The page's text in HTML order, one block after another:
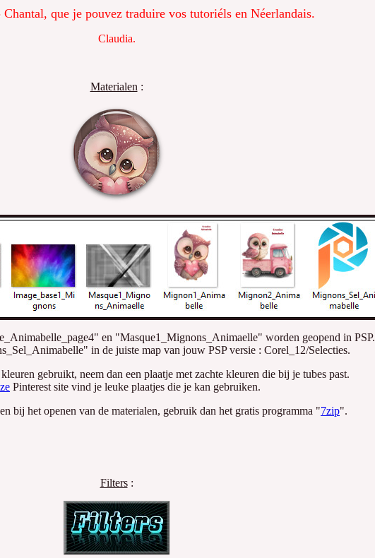
que je pouvez traduire vos tutoriéls en Néerlandais.
Claudia.
Materialen :
en "Masque1_Mignons_Animaelle" worden geopend in PSP.
in de juiste map van jouw PSP versie : Corel_12/Selecties.
gebruikt, neem dan een plaatje met zachte kleuren die bij je tubes past.
Pinterest site vind je leuke plaatjes die je kan gebruiken.
bij het openen van de materialen, gebruik dan het gratis programma "7zip".
Filters: